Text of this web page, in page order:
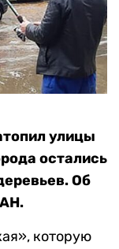
улицы
остались
Об
которую